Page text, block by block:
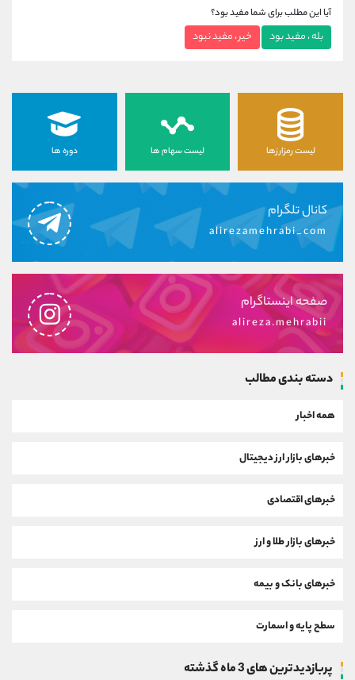
آیا این مطلب برای شما مفید بود؟
بله ، مفید بود خیر ، مفید نبود
لیست رمزارزها لیست سهام ها دوره ها
کانال تلگرام
alirezamehrabi_com
صفحه اینستاگرام
alireza.mehrabii
دسته بندی مطالب
همه اخبار
خبرهای بازار ارز دیجیتال
خبرهای اقتصادی
خبرهای بازار طلا و ارز
خبرهای بانک و بیمه
سطح پایه و اسمارت
پربازدیدترین های 3 ماه گذشته